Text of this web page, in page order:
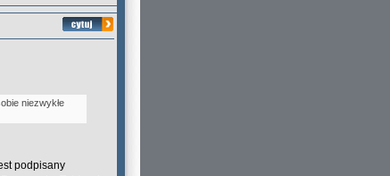
niezwykłe
podpisany